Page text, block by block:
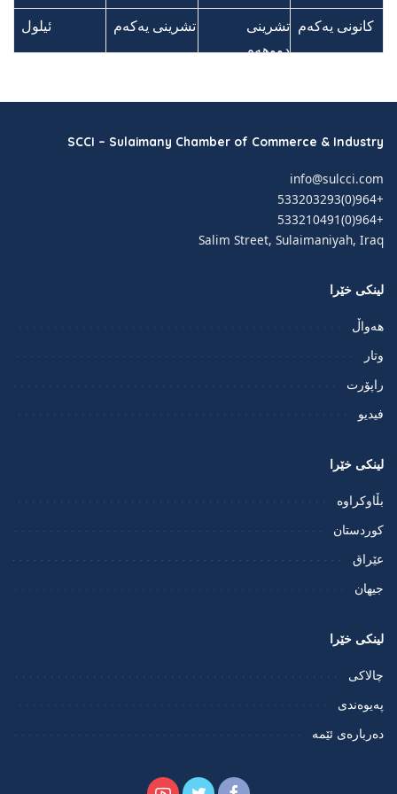
ئیلول تشرینی یەکەم
تشرینی
دووهەم
کانونی یەکەم ئیلول تشرینی یەکەم
تشرینی
دووهەم
کانونی یەکەم
SCCI – Sulaimany Chamber of Commerce & Industry
info@sulcci.com
+964(0)533203293
+964(0)533210491
Salim Street, Sulaimaniyah, Iraq
لینکی خێرا
هەواڵ
وتار
راپۆرت
فيديو
لینکی خێرا
بڵاوکراوە
کوردستان
عێراق
جیهان
لینکی خێرا
چالاکی
پەیوەندی
دەربارەی ئێمە